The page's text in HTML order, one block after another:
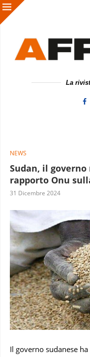
La
NEWS
Sudan, il
rapporto Onu
31 Dicembre 2024
Il governo sudanese